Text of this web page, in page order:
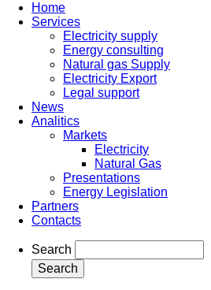
Home
Services
Electricity supply
Energy consulting
Natural gas Supply
Electricity Export
Legal support
News
Analitics
Markets
Electricity
Natural Gas
Presentations
Energy Legislation
Partners
Contacts
Search